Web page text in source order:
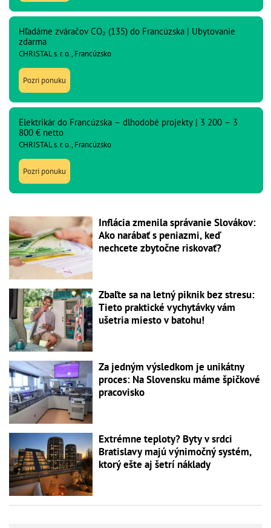
Hľadáme zváračov CO₂ (135) do Francúzska | Ubytovanie
zdarma
CHRISTAL s. r. o., Francúzsko
Pozri ponuku
Elektrikár do Francúzska – dlhodobé projekty | 3 200 – 3
800 € netto
CHRISTAL s. r. o., Francúzsko
Pozri ponuku
Inflácia zmenila správanie Slovákov:
Ako narábať s peniazmi, keď
nechcete zbytočne riskovať?
Zbaľte sa na letný piknik bez stresu:
Tieto praktické vychytávky vám
ušetria miesto v batohu!
Za jedným výsledkom je unikátny
proces: Na Slovensku máme špičkové
pracovisko
Extrémne teploty? Byty v srdci
Bratislavy majú výnimočný systém,
ktorý ešte aj šetrí náklady